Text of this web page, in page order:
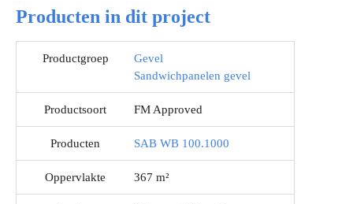
Producten in dit project
Productgroep
Gevel
Sandwichpanelen gevel
Productsoort FM Approved
Producten SAB WB 100.1000
Oppervlakte 367 m²